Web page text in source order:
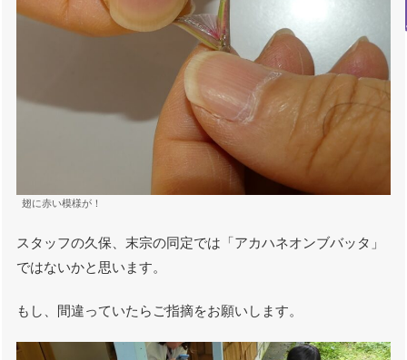
翅に赤い模様が！
スタッフの久保、末宗の同定では「アカハネオンブバッタ」
ではないかと思います。
もし、間違っていたらご指摘をお願いします。